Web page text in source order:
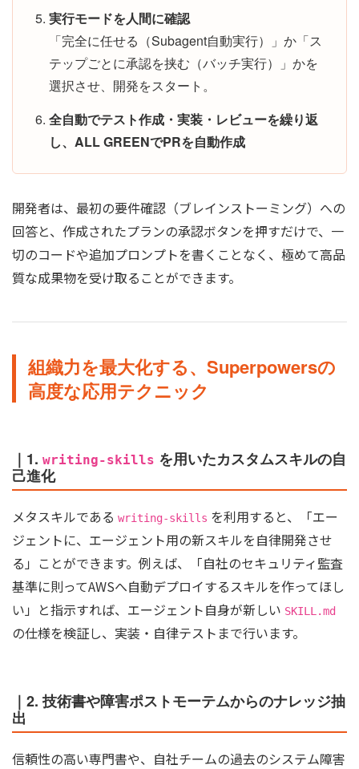
実行モードを人間に確認
「完全に任せる（Subagent自動実行）」か「ス
テップごとに承認を挟む（バッチ実行）」かを
選択させ、開発をスタート。
全自動でテスト作成・実装・レビューを繰り返
し、ALL GREENでPRを自動作成
開発者は、最初の要件確認（ブレインストーミング）への
回答と、作成されたプランの承認ボタンを押すだけで、一
切のコードや追加プロンプトを書くことなく、極めて高品
質な成果物を受け取ることができます。
組織力を最大化する、Superpowersの
高度な応用テクニック
｜1. writing-skills を用いたカスタムスキルの自
己進化
メタスキルである writing-skills を利用すると、「エー
ジェントに、エージェント用の新スキルを自律開発させ
る」ことができます。例えば、「自社のセキュリティ監査
基準に則ってAWSへ自動デプロイするスキルを作ってほし
い」と指示すれば、エージェント自身が新しい SKILL.md
の仕様を検証し、実装・自律テストまで行います。
｜2. 技術書や障害ポストモーテムからのナレッジ抽
出
信頼性の高い専門書や、自社チームの過去のシステム障害